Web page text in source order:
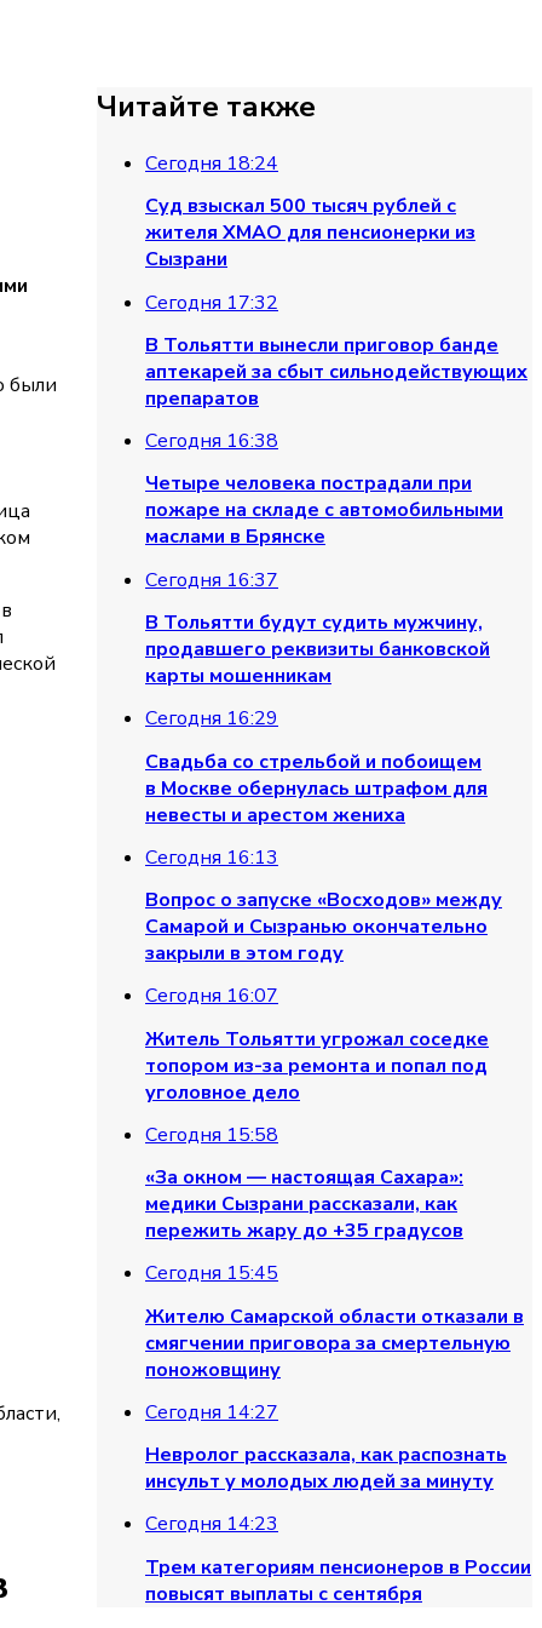
были
Читайте также
Сегодня 18:24
Суд взыскал 500 тысяч рублей с
жителя ХМАО для пенсионерки из
Сызрани
Сегодня 17:32
В Тольятти вынесли приговор банде
аптекарей за сбыт сильнодействующих
препаратов
Сегодня 16:38
Четыре человека пострадали при
пожаре на складе с автомобильными
маслами в Брянске
Сегодня 16:37
В Тольятти будут судить мужчину,
продавшего реквизиты банковской
карты мошенникам
Сегодня 16:29
Свадьба со стрельбой и побоищем
в Москве обернулась штрафом для
невесты и арестом жениха
Сегодня 16:13
Вопрос о запуске «Восходов» между
Самарой и Сызранью окончательно
закрыли в этом году
Сегодня 16:07
Житель Тольятти угрожал соседке
топором из-за ремонта и попал под
уголовное дело
Сегодня 15:58
«За окном — настоящая Сахара»:
медики Сызрани рассказали, как
пережить жару до +35 градусов
Сегодня 15:45
Жителю Самарской области отказали в
смягчении приговора за смертельную
поножовщину
Сегодня 14:27
Невролог рассказала, как распознать
инсульт у молодых людей за минуту
Сегодня 14:23
Трем категориям пенсионеров в России
повысят выплаты с сентября
блицтурнир ко Дню